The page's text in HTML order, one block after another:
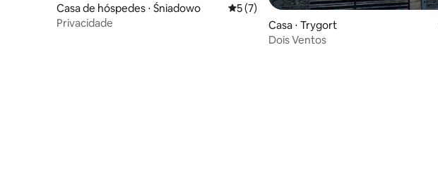
Casa de hóspedes ⋅ Śniadowo 5 de uma avaliação média de 5, 7 avaliações
5 (7)
Privacidade
Casa ⋅ Trygort
Dois Ventos